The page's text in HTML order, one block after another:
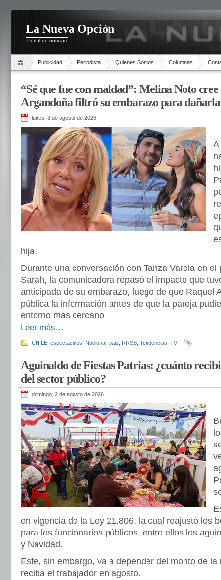
La Nueva Opción
Portal de noticias
Publicidad Periodista Quienes Somos Columnas
“Sé que fue con maldad”: Melina Noto
Argandoña filtró su embarazo para dañarla
lunes, 3 de agosto de 2026
A
hija.
Durante una conversación con Tanza Varela en el
Sarah, la comunicadora repasó el impacto que
anticipada de su embarazo, luego de que Raquel
pública la información antes de que la pareja
entorno más cercano
Leer más…
CHILE espectaculos Nacional pais RRSS Tendencias TV
Aguinaldo de Fiestas Patrias: ¿cuánto
del sector público?
domingo, 2 de agosto de 2026
en vigencia de la Ley 21.806, la cual reajustó los
para los funcionarios públicos, entre ellos los
y Navidad.
Este, sin embargo, va a depender del monto de la
reciba el trabajador en agosto.